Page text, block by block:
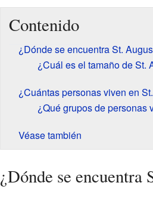
Contenido
¿Dónde se encuentra St.
¿Cuál es el tamaño de St.
¿Cuántas personas viven en
¿Qué grupos de personas
Véase también
¿Dónde se encuentra